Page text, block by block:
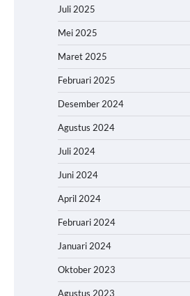
Juli 2025
Mei 2025
Maret 2025
Februari 2025
Desember 2024
Agustus 2024
Juli 2024
Juni 2024
April 2024
Februari 2024
Januari 2024
Oktober 2023
Agustus 2023